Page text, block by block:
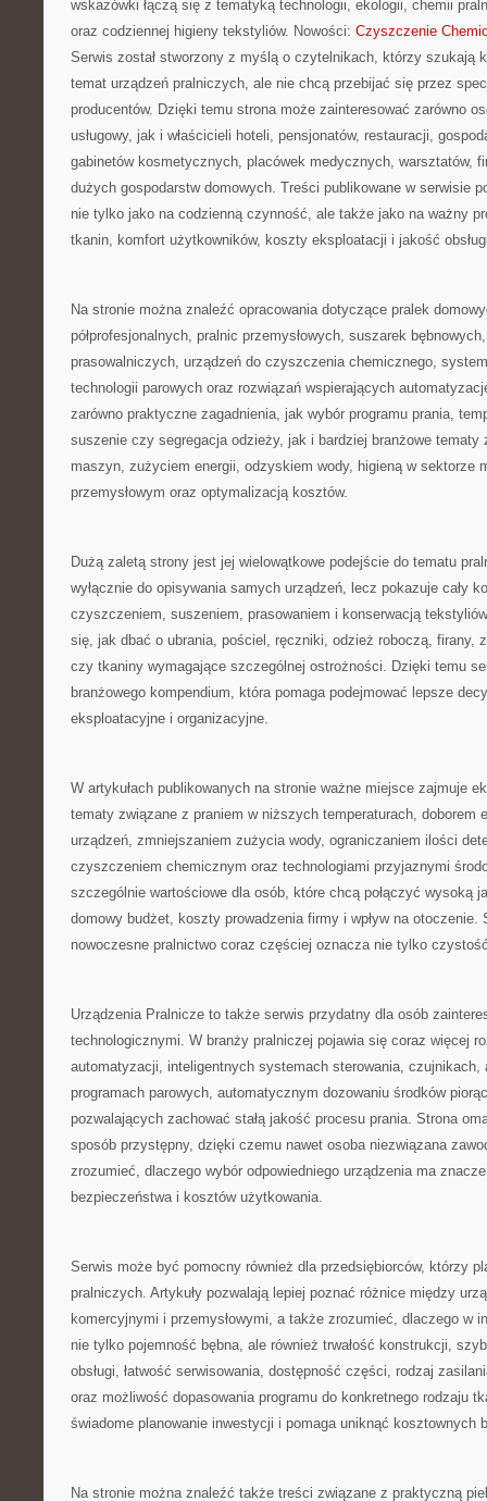
wskazówki łączą się z tematyką technologii, ekologii, chemii
oraz codziennej higieny tekstyliów. Nowości: Czyszczenie
Serwis został stworzony z myślą o czytelnikach, którzy szukają
temat urządzeń pralniczych, ale nie chcą przebijać się przez
producentów. Dzięki temu strona może zainteresować zarówno
usługowy, jak i właścicieli hoteli, pensjonatów, restauracji,
gabinetów kosmetycznych, placówek medycznych, warsztatów,
dużych gospodarstw domowych. Treści publikowane w serwisie
nie tylko jako na codzienną czynność, ale także jako na ważny
tkanin, komfort użytkowników, koszty eksploatacji i jakość
Na stronie można znaleźć opracowania dotyczące pralek
półprofesjonalnych, pralnic przemysłowych, suszarek
prasowalniczych, urządzeń do czyszczenia chemicznego,
technologii parowych oraz rozwiązań wspierających
zarówno praktyczne zagadnienia, jak wybór programu prania,
suszenie czy segregacja odzieży, jak i bardziej branżowe tematy
maszyn, zużyciem energii, odzyskiem wody, higieną w sektorze
przemysłowym oraz optymalizacją kosztów.
Dużą zaletą strony jest jej wielowątkowe podejście do tematu
wyłącznie do opisywania samych urządzeń, lecz pokazuje cały
czyszczeniem, suszeniem, prasowaniem i konserwacją
się, jak dbać o ubrania, pościel, ręczniki, odzież roboczą, firany,
czy tkaniny wymagające szczególnej ostrożności. Dzięki temu
branżowego kompendium, która pomaga podejmować lepsze
eksploatacyjne i organizacyjne.
W artykułach publikowanych na stronie ważne miejsce zajmuje
tematy związane z praniem w niższych temperaturach, doborem
urządzeń, zmniejszaniem zużycia wody, ograniczaniem ilości
czyszczeniem chemicznym oraz technologiami przyjaznymi
szczególnie wartościowe dla osób, które chcą połączyć wysoką
domowy budżet, koszty prowadzenia firmy i wpływ na otoczenie.
nowoczesne pralnictwo coraz częściej oznacza nie tylko
Urządzenia Pralnicze to także serwis przydatny dla osób
technologicznymi. W branży pralniczej pojawia się coraz więcej
automatyzacji, inteligentnych systemach sterowania, czujnikach,
programach parowych, automatycznym dozowaniu środków
pozwalających zachować stałą jakość procesu prania. Strona
sposób przystępny, dzięki czemu nawet osoba niezwiązana
zrozumieć, dlaczego wybór odpowiedniego urządzenia ma
bezpieczeństwa i kosztów użytkowania.
Serwis może być pomocny również dla przedsiębiorców, którzy
pralniczych. Artykuły pozwalają lepiej poznać różnice między
komercyjnymi i przemysłowymi, a także zrozumieć, dlaczego w
nie tylko pojemność bębna, ale również trwałość konstrukcji,
obsługi, łatwość serwisowania, dostępność części, rodzaj
oraz możliwość dopasowania programu do konkretnego rodzaju
świadome planowanie inwestycji i pomaga uniknąć kosztownych
Na stronie można znaleźć także treści związane z praktyczną